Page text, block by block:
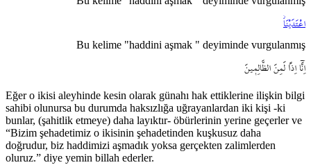
اعْتَدَيْنَاۘ
Bu kelime "haddini aşmak " deyiminde vurgulanmış
اِنَّٓا اِذاً لَمِنَ الظَّالِم۪ينَ
Eğer o ikisi aleyhinde kesin olarak günahı hak ettiklerine ilişkin bilgi
sahibi olunursa bu durumda haksızlığa uğrayanlardan iki kişi -ki
bunlar, (şahitlik etmeye) daha layıktır- öbürlerinin yerine geçerler ve
“Bizim şehadetimiz o ikisinin şehadetinden kuşkusuz daha
doğrudur, biz haddimizi aşmadık yoksa gerçekten zalimlerden
oluruz.” diye yemin billah ederler.